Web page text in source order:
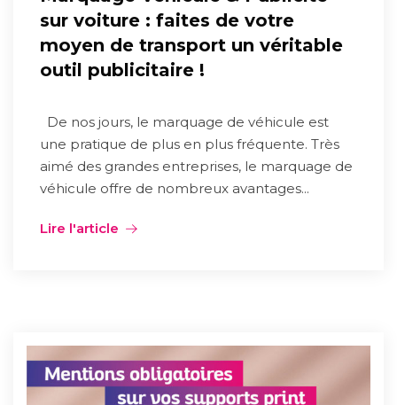
sur voiture : faites de votre
moyen de transport un véritable
outil publicitaire !
De nos jours, le marquage de véhicule est
une pratique de plus en plus fréquente. Très
aimé des grandes entreprises, le marquage de
véhicule offre de nombreux avantages...
Lire l'article